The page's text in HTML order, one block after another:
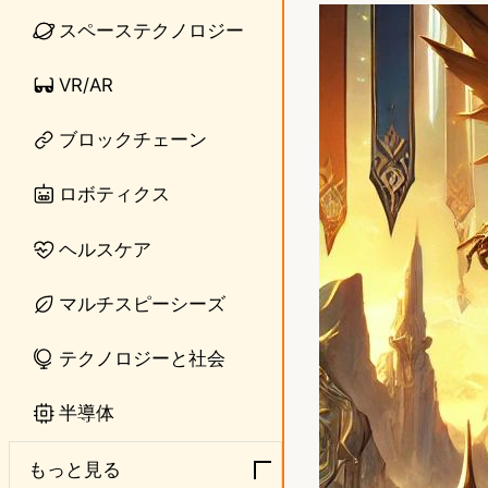
スペーステクノロジー
VR/AR
ブロックチェーン
ロボティクス
ヘルスケア
マルチスピーシーズ
テクノロジーと社会
半導体
もっと見る
n
e
s
t
o
d
o
n